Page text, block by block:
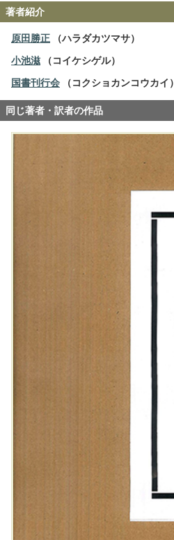
著者紹介
原田勝正 （ハラダカツマサ）
小池滋 （コイケシゲル）
国書刊行会 （コクショカンコウカイ）
同じ著者・訳者の作品